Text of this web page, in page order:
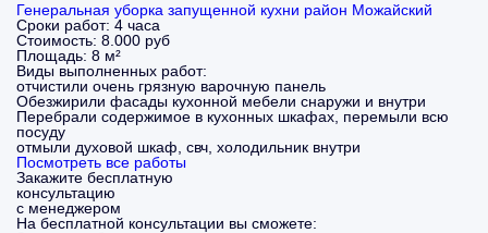
Генеральная уборка запущенной кухни район Можайский
Сроки работ: 4 часа
Стоимость: 8.000 руб
Площадь: 8 м²
Виды выполненных работ:
отчистили очень грязную варочную панель
Обезжирили фасады кухонной мебели снаружи и внутри
Перебрали содержимое в кухонных шкафах, перемыли всю
посуду
отмыли духовой шкаф, свч, холодильник внутри
Посмотреть все работы
Закажите бесплатную
консультацию
с менеджером
На бесплатной консультации вы сможете: